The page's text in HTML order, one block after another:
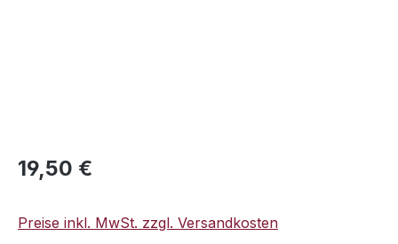
Regulärer Preis:
19,50 €
Preise inkl. MwSt. zzgl. Versandkosten